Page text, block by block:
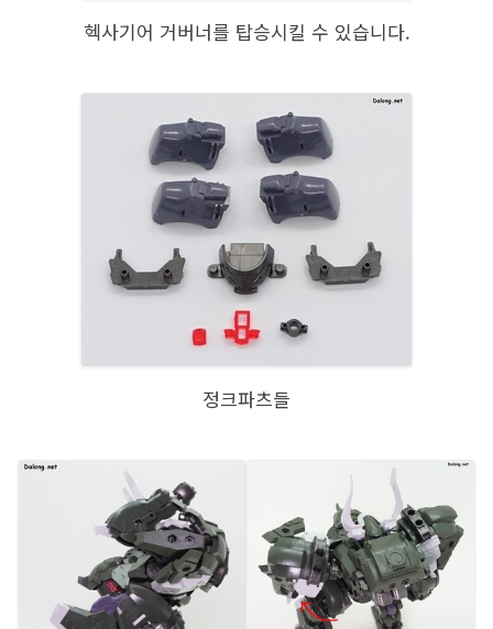
헥사기어 거버너를 탑승시킬 수 있습니다.
정크파츠들